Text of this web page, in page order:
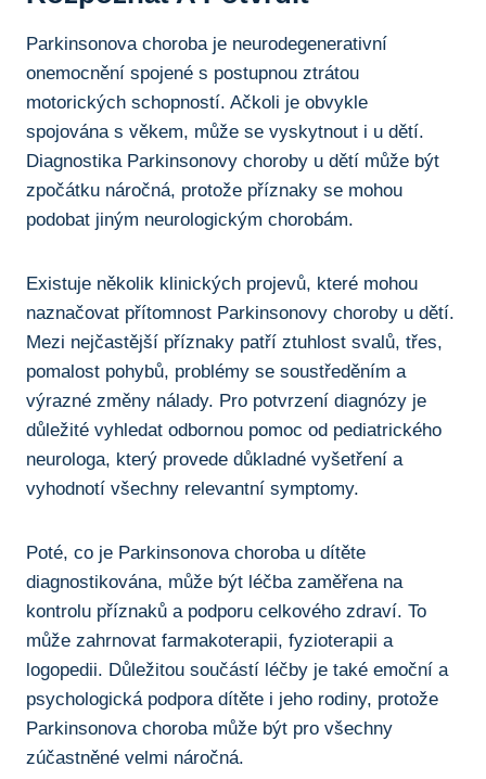
Parkinsonova choroba je neurodegenerativní
onemocnění spojené​ s postupnou ztrátou
‍motorických schopností. Ačkoli je obvykle
spojována s věkem, ⁤může se‌ vyskytnout i u dětí.
Diagnostika Parkinsonovy choroby u dětí ⁣může být
zpočátku náročná, protože příznaky se mohou
podobat ‌jiným neurologickým chorobám.
Existuje několik‌ klinických projevů, které mohou
naznačovat přítomnost Parkinsonovy ​choroby u dětí.
Mezi nejčastější příznaky patří ztuhlost svalů, třes,
pomalost pohybů, problémy⁣ se ‍soustředěním a​
výrazné⁣ změny nálady.⁢ Pro potvrzení diagnózy je
důležité vyhledat odbornou pomoc od pediatrického
neurologa, který provede důkladné vyšetření a
vyhodnotí všechny⁢ relevantní symptomy.
Poté, co‍ je Parkinsonova choroba u dítěte
diagnostikována, může být léčba ‍zaměřena na
kontrolu‍ příznaků a podporu celkového zdraví.‌ To
může ⁢zahrnovat ‌farmakoterapii, ⁤fyzioterapii​ a
logopedii. Důležitou součástí léčby je také emoční ⁤a
⁣psychologická podpora dítěte i jeho‍ rodiny, protože
⁢Parkinsonova choroba ⁢může být pro všechny
zúčastněné velmi⁤ náročná.